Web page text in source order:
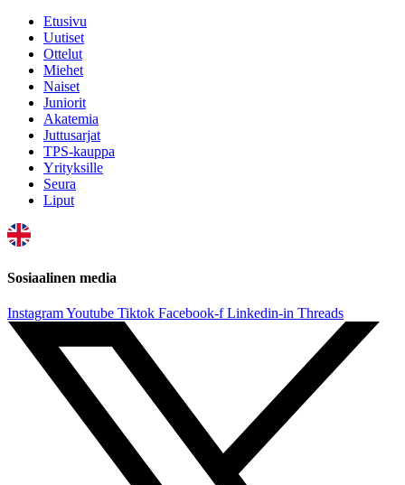
Etusivu
Uutiset
Ottelut
Miehet
Naiset
Juniorit
Akatemia
Juttusarjat
TPS-kauppa
Yrityksille
Seura
Liput
Sosiaalinen media
InstagramYoutube Tiktok Facebook-f Linkedin-in Threads